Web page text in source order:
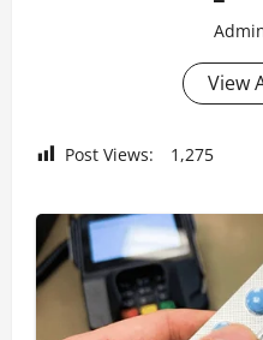
View
Post Views: 1,275